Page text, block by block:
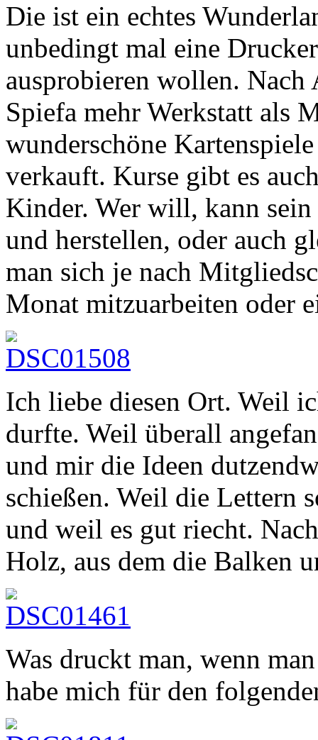
Die ist ein echtes
unbedingt mal eine
ausprobieren wollen. Nach
Spiefa mehr Werkstatt als
wunderschöne
verkauft. Kurse gibt es
Kinder. Wer will, kann
und herstellen, oder auch
man sich je nach
Monat mitzuarbeiten oder
Ich liebe diesen Ort. Weil
durfte. Weil überall
und mir die Ideen
schießen. Weil die Lettern
und weil es gut riecht.
Holz, aus dem die Balken
Was druckt man, wenn
habe mich für den